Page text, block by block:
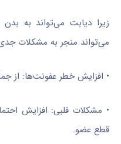
زیرا دیابت می‌تواند به
می‌تواند منجر به مشکلات
• افزایش خطر عفونت‌ها: از
• مشکلات قلبی: افزایش
قطع عضو.